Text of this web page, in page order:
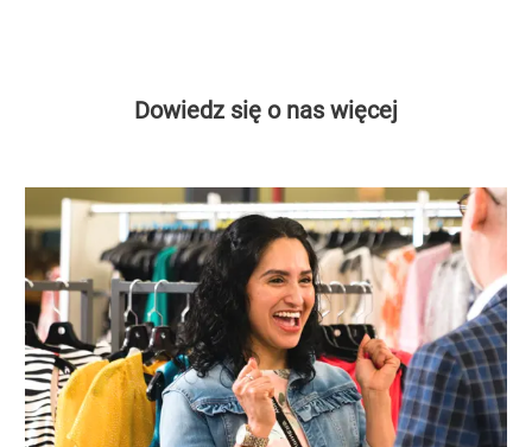
Dowiedz się o nas więcej